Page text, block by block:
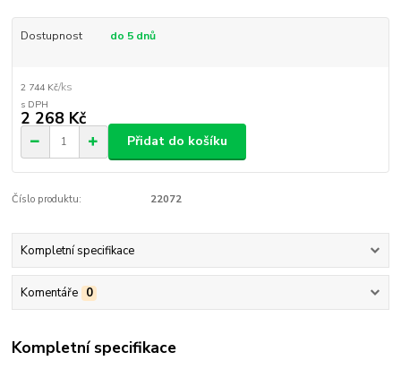
Dostupnost do 5 dnů
2 744 Kč/ks
2 268 Kč
Přidat do košíku
Číslo produktu: 22072
Kompletní specifikace
Komentáře 0
Kompletní specifikace